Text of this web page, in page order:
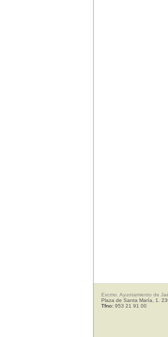
Excmo. Ayuntamiento de
Plaza de Santa María, 1.
Tfno: 953 21 91 00